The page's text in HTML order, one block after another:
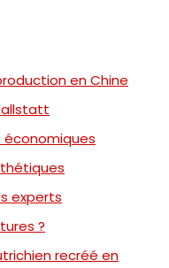
en Chine
économiques
experts
?
recréé en